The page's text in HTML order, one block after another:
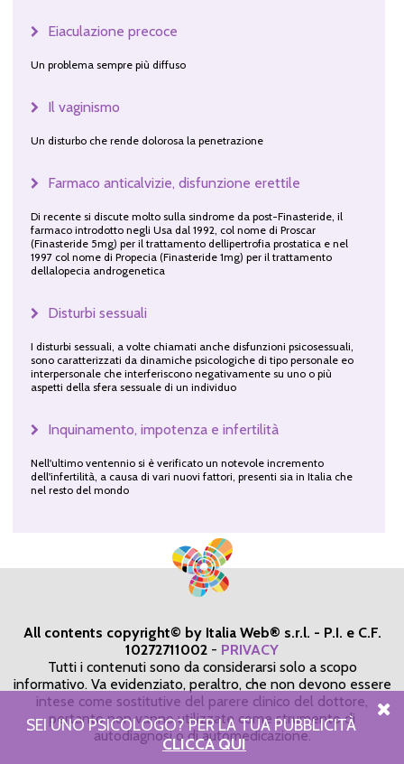
Eiaculazione precoce
Un problema sempre più diffuso
Il vaginismo
Un disturbo che rende dolorosa la penetrazione
Farmaco anticalvizie, disfunzione erettile
Di recente si discute molto sulla sindrome da post-Finasteride, il
farmaco introdotto negli Usa dal 1992, col nome di Proscar
(Finasteride 5mg) per il trattamento dellipertrofia prostatica e nel
1997 col nome di Propecia (Finasteride 1mg) per il trattamento
dellalopecia androgenetica
Disturbi sessuali
I disturbi sessuali, a volte chiamati anche disfunzioni psicosessuali,
sono caratterizzati da dinamiche psicologiche di tipo personale eo
interpersonale che interferiscono negativamente su uno o più
aspetti della sfera sessuale di un individuo
Inquinamento, impotenza e infertilità
Nell'ultimo ventennio si è verificato un notevole incremento
dell'infertilità, a causa di vari nuovi fattori, presenti sia in Italia che
nel resto del mondo
All contents copyright© by Italia Web® s.r.l. - P.I. e C.F.
10272711002 - PRIVACY
Tutti i contenuti sono da considerarsi solo a scopo
informativo. Va evidenziato, peraltro, che non devono essere
intese come sostitutive del parere clinico del dottore,
pertanto non vanno utilizzate come strumento di
autodiagnosi o di automedicazione.
SEI UNO PSICOLOGO? PER LA TUA PUBBLICITÀ
CLICCA QUI